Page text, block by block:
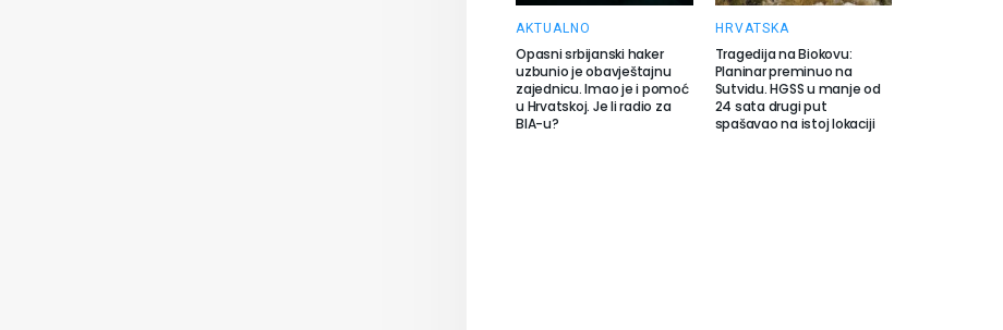
AKTUALNO
Opasni srbijanski haker
uzbunio je obavještajnu
zajednicu. Imao je i pomoć
u Hrvatskoj. Je li radio za
BIA-u?
HRVATSKA
Tragedija na Biokovu:
Planinar preminuo na
Sutvidu. HGSS u manje od
24 sata drugi put
spašavao na istoj lokaciji